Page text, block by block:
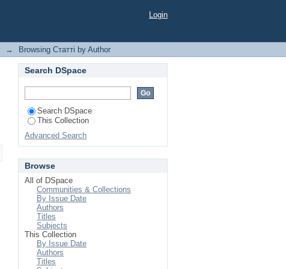
Login
→ Browsing Статті by Author
Search DSpace
Search DSpace
This Collection
Advanced Search
Browse
All of DSpace
Communities & Collections
By Issue Date
Authors
Titles
Subjects
This Collection
By Issue Date
Authors
Titles